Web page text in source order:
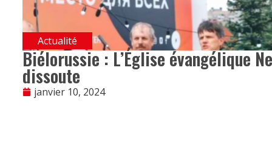
Actualité
Biélorussie : L’Église évangélique
dissoute
janvier 10, 2024